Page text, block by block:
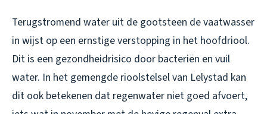
Terugstromend water uit de gootsteen de vaatwasser
in wijst op een ernstige verstopping in het hoofdriool.
Dit is een gezondheidrisico door bacteriën en vuil
water. In het gemengde rioolstelsel van Lelystad kan
dit ook betekenen dat regenwater niet goed afvoert,